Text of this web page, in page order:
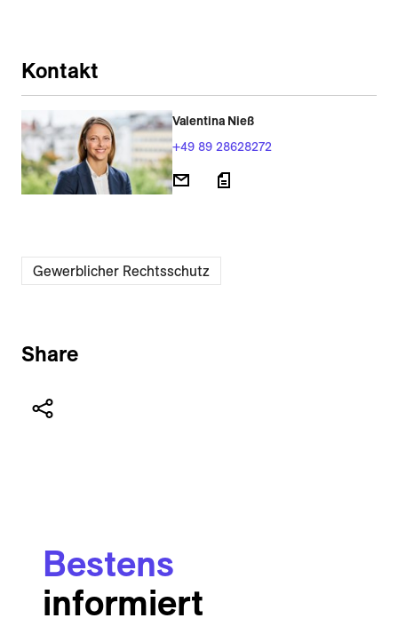
Kontakt
Valentina Nieß
+49 89 28628272
Gewerblicher Rechtsschutz
Share
Bestens
informiert